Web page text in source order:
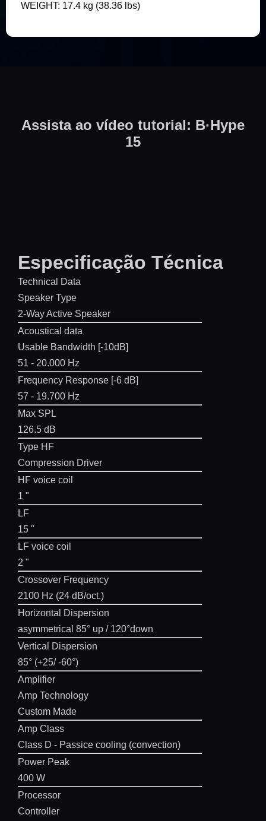
WEIGHT: 17.4 kg (38.36 lbs)
Assista ao vídeo tutorial: B·Hype
15
Especificação Técnica
Technical Data
Speaker Type
2-Way Active Speaker
Acoustical data
Usable Bandwidth [-10dB]
51 - 20.000 Hz
Frequency Response [-6 dB]
57 - 19.700 Hz
Max SPL
126.5 dB
Type HF
Compression Driver
HF voice coil
1 "
LF
15 "
LF voice coil
2 "
Crossover Frequency
2100 Hz (24 dB/oct.)
Horizontal Dispersion
asymmetrical 85° up / 120°down
Vertical Dispersion
85° (+25/ -60°)
Amplifier
Amp Technology
Custom Made
Amp Class
Class D - Passice cooling (convection)
Power Peak
400 W
Processor
Controller